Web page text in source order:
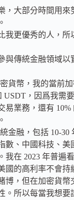
，大部分時間用來
我更優秀的人，所
與傳統金融領域以
貨幣，我的當前
USDT，因爲我需
易業務，還有 10%
金融，包括 10-30
數、中國科技、美
我在 2023 年普遍
國的高利率不會持
博，但在加密貨幣
。所以每當我想要